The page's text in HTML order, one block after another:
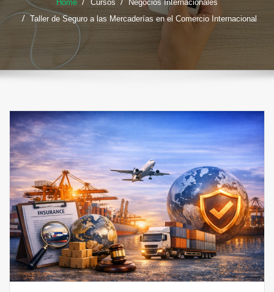
Home Cursos
Negocios Internacionales
Taller de Seguro a las Mercaderías en el Comercio Internacional